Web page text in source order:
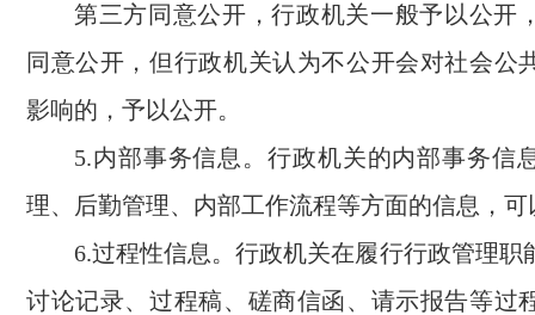
第三方同意公开，行政机关一般予以公开
同意公开，但行政机关认为不公开会对社会公
影响的，予以公开。
5.内部事务信息。行政机关的内部事务信
理、后勤管理、内部工作流程等方面的信息，
6.过程性信息。行政机关在履行行政管理职
讨论记录、过程稿、磋商信函、请示报告等过